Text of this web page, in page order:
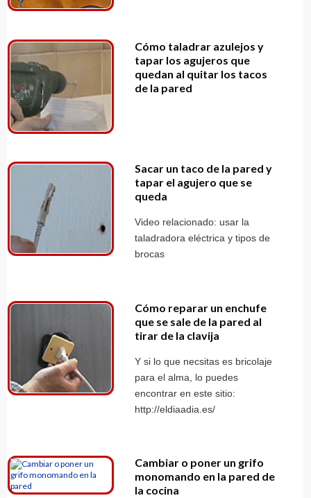
Cómo taladrar azulejos y
tapar los agujeros que
quedan al quitar los tacos
de la pared
Sacar un taco de la pared y
tapar el agujero que se
queda
Video relacionado: usar la
taladradora eléctrica y tipos de
brocas
Cómo reparar un enchufe
que se sale de la pared al
tirar de la clavija
Y si lo que necsitas es bricolaje
para el alma, lo puedes
encontrar en este sitio:
http://eldiaadia.es/
Cambiar o poner un grifo
monomando en la pared de
la cocina